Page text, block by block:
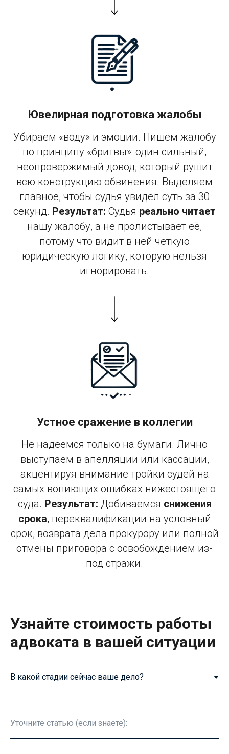
Ювелирная подготовка жалобы
Убираем «воду» и эмоции. Пишем жалобу
по принципу «бритвы»: один сильный,
неопровержимый довод, который рушит
всю конструкцию обвинения. Выделяем
главное, чтобы судья увидел суть за 30
секунд. Результат: Судья реально читает
нашу жалобу, а не пролистывает её,
потому что видит в ней четкую
юридическую логику, которую нельзя
игнорировать.
Устное сражение в коллегии
Не надеемся только на бумаги. Лично
выступаем в апелляции или кассации,
акцентируя внимание тройки судей на
самых вопиющих ошибках нижестоящего
суда. Результат: Добиваемся снижения
срока, переквалификации на условный
срок, возврата дела прокурору или полной
отмены приговора с освобождением из-
под стражи.
Узнайте стоимость работы
адвоката в вашей ситуации